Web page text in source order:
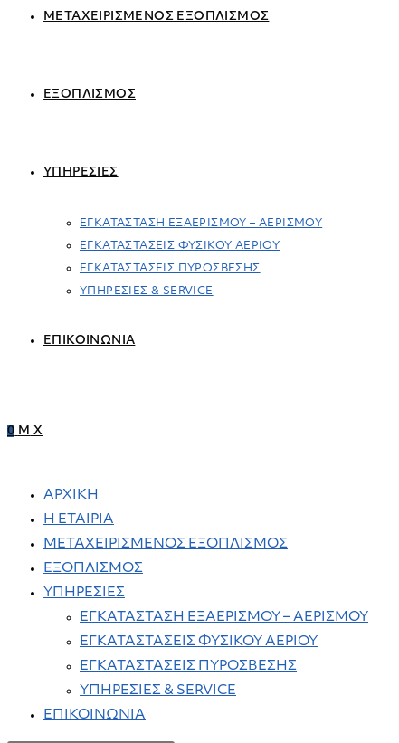
ΜΕΤΑΧΕΙΡΙΣΜΕΝΟΣ ΕΞΟΠΛΙΣΜΟΣ
ΕΞΟΠΛΙΣΜΟΣ
ΥΠΗΡΕΣΙΕΣ
ΕΓΚΑΤΑΣΤΑΣΗ ΕΞΑΕΡΙΣΜΟΥ – ΑΕΡΙΣΜΟΥ
ΕΓΚΑΤΑΣΤΑΣΕΙΣ ΦΥΣΙΚΟΥ ΑΕΡΙΟΥ
ΕΓΚΑΤΑΣΤΑΣΕΙΣ ΠΥΡΟΣΒΕΣΗΣ
ΥΠΗΡΕΣΙΕΣ & SERVICE
ΕΠΙΚΟΙΝΩΝΙΑ
0 M X
ΑΡΧΙΚΗ
Η ΕΤΑΙΡΙΑ
ΜΕΤΑΧΕΙΡΙΣΜΕΝΟΣ ΕΞΟΠΛΙΣΜΟΣ
ΕΞΟΠΛΙΣΜΟΣ
ΥΠΗΡΕΣΙΕΣ
ΕΓΚΑΤΑΣΤΑΣΗ ΕΞΑΕΡΙΣΜΟΥ – ΑΕΡΙΣΜΟΥ
ΕΓΚΑΤΑΣΤΑΣΕΙΣ ΦΥΣΙΚΟΥ ΑΕΡΙΟΥ
ΕΓΚΑΤΑΣΤΑΣΕΙΣ ΠΥΡΟΣΒΕΣΗΣ
ΥΠΗΡΕΣΙΕΣ & SERVICE
ΕΠΙΚΟΙΝΩΝΙΑ